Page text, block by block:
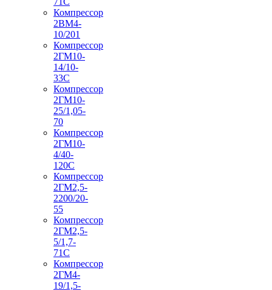
Компрессор
2ВМ4-
10/201
Компрессор
2ГМ10-
14/10-
33С
Компрессор
2ГМ10-
25/1,05-
70
Компрессор
2ГМ10-
4/40-
120С
Компрессор
2ГМ2,5-
2200/20-
55
Компрессор
2ГМ2,5-
5/1,7-
71С
Компрессор
2ГМ4-
19/1,5-